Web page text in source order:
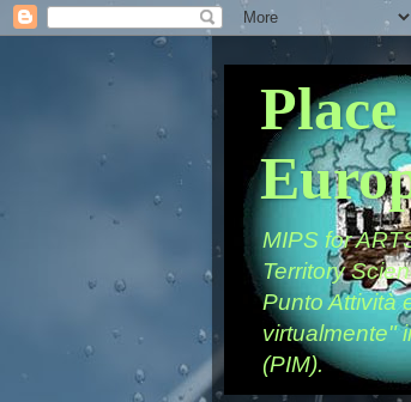
MIPS for
Territory
Punto Attività
virtualmente"
(PIM).